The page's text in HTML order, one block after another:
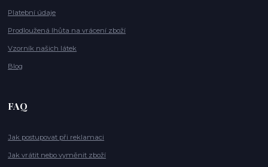
Platební údaje
Prodloužená lhůta na vrácení zboží
Vzorník našich látek
Blog
FAQ
Jak postupovat při reklamaci
Jak vrátit nebo vyměnit zboží